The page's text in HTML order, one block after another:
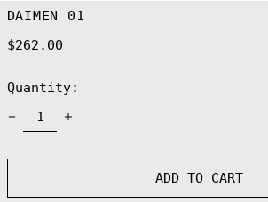
DAIMEN 01
Regular
$262.00
Quantity:
ADD TO CART
Andorra (EUR €)